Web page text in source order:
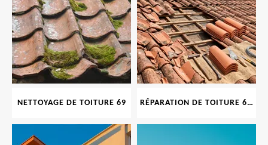
NETTOYAGE DE TOITURE 69 RÉPARATION DE TOITURE 69 RHONE, TUILES CASSÉES OU ABIMÉES